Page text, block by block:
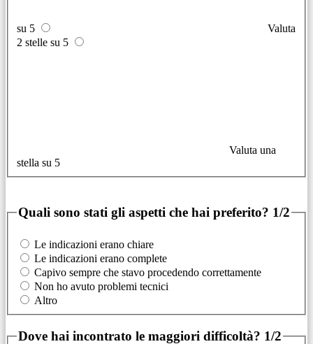
su 5
Valuta
2 stelle su 5
Valuta una
stella su 5
Quali sono stati gli aspetti che hai preferito? 1/2
Le indicazioni erano chiare
Le indicazioni erano complete
Capivo sempre che stavo procedendo correttamente
Non ho avuto problemi tecnici
Altro
Dove hai incontrato le maggiori difficoltà? 1/2